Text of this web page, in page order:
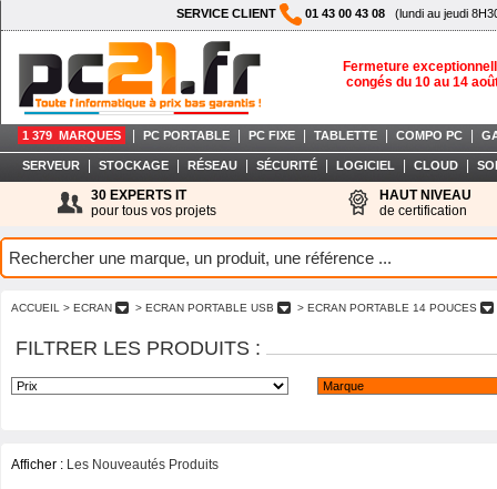
SERVICE CLIENT 01 43 00 43 08 (lundi au jeudi
Fermeture
congés du 10 au 14
1 379 MARQUES PC PORTABLE PC FIXE TABLETTE COMPO PC
SERVEUR STOCKAGE RÉSEAU SÉCURITÉ LOGICIEL CLOUD
30 EXPERTS IT
pour tous vos projets
HAUT NIVEAU
de certification
ACCUEIL > ECRAN > ECRAN PORTABLE USB > ECRAN PORTABLE 14 POUCES
FILTRER LES PRODUITS :
Afficher : Les Nouveautés Produits